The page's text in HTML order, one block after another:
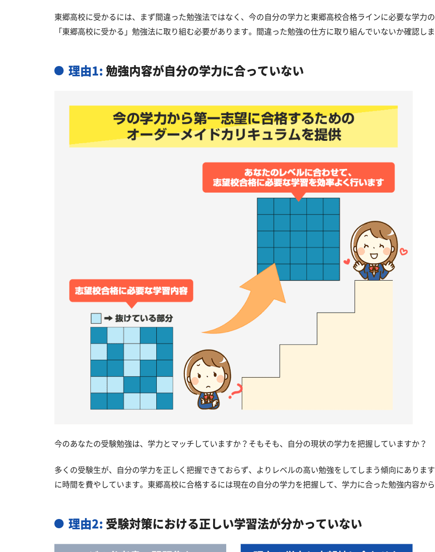
東郷高校に受かるには、まず間違った勉強法ではなく、今の自分の学力と東郷高校合格ラインに必要な学力
「東郷高校に受かる」勉強法に取り組む必要があります。間違った勉強の仕方に取り組んでいないか確認し
理由1:勉強内容が自分の学力に合っていない
今のあなたの受験勉強は、学力とマッチしていますか？そもそも、自分の現状の学力を把握していますか？
多くの受験生が、自分の学力を正しく把握できておらず、よりレベルの高い勉強をしてしまう傾向にありま
に時間を費やしています。東郷高校に合格するには現在の自分の学力を把握して、学力に合った勉強内容か
理由2: 受験対策における正しい学習法が分かっていない